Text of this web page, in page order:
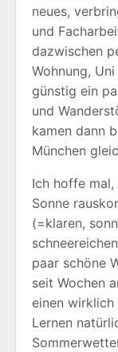
neues,
und
dazwischen
Wohnung,
günstig ein
und
kamen dann
München
Ich hoffe
Sonne
(=klaren,
paar schöne
seit Wochen
einen wirklich
Lernen